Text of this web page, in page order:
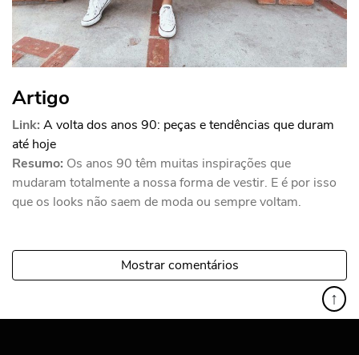
Artigo
Link: A volta dos anos 90: peças e tendências que duram
até hoje
Resumo: Os anos 90 têm muitas inspirações que
mudaram totalmente a nossa forma de vestir. E é por isso
que os looks não saem de moda ou sempre voltam.
Mostrar comentários
↑